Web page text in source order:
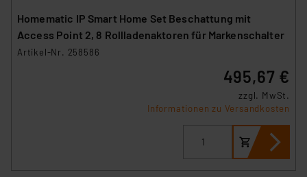
Homematic IP Smart Home Set Beschattung mit
Access Point 2, 8 Rollladenaktoren für Markenschalter
Artikel-Nr. 258586
495,67 €
zzgl. MwSt.
Informationen zu Versandkosten